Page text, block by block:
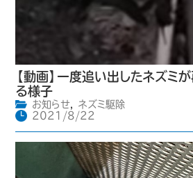
【動画】一度追い出したネズミ
る様子
お知らせ,
ネズミ駆除
2021/8/22